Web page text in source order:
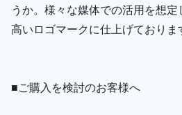
うか。様々な媒体での活用を想
高いロゴマークに仕上げておりま
■ご購入を検討のお客様へ